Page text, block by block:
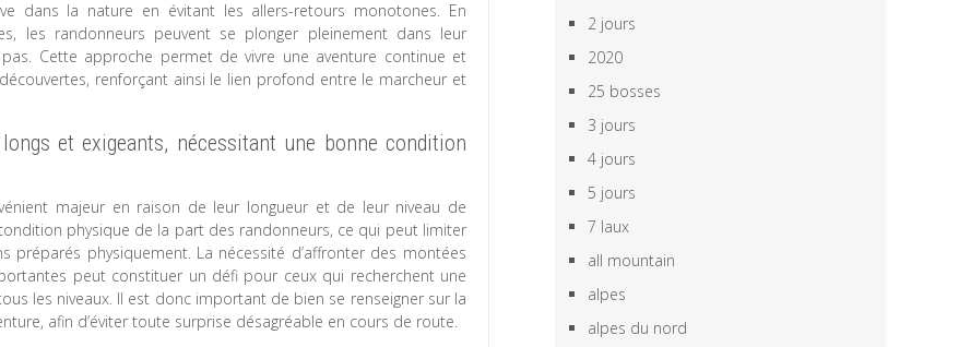
dans la nature en évitant les allers-retours monotones. En
les randonneurs peuvent se plonger pleinement dans leur
Cette approche permet de vivre une aventure continue et
renforçant ainsi le lien profond entre le marcheur et
et exigeants, nécessitant une bonne condition
majeur en raison de leur longueur et de leur niveau de
physique de la part des randonneurs, ce qui peut limiter
préparés physiquement. La nécessité d’affronter des montées
peut constituer un défi pour ceux qui recherchent une
les niveaux. Il est donc important de bien se renseigner sur la
afin d’éviter toute surprise désagréable en cours de route.
2 jours
2020
25 bosses
3 jours
4 jours
5 jours
7 laux
all mountain
alpes
alpes du nord